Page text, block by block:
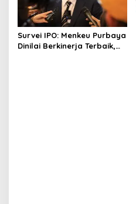
Survei IPO: Menkeu Purbaya
Dinilai Berkinerja Terbaik,